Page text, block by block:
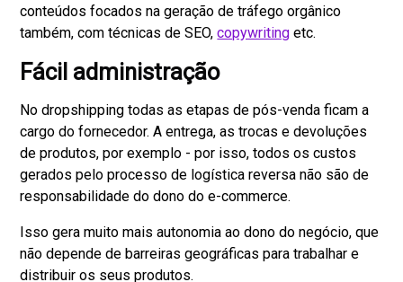
conteúdos focados na geração de tráfego orgânico
também, com técnicas de SEO,copywriting etc.
Fácil administração
No dropshipping todas as etapas de pós-venda ficam a
cargo do fornecedor. A entrega, as trocas e devoluções
de produtos, por exemplo - por isso, todos os custos
gerados pelo processo de logística reversa não são de
responsabilidade do dono do e-commerce.
Isso gera muito mais autonomia ao dono do negócio, que
não depende de barreiras geográficas para trabalhar e
distribuir os seus produtos.